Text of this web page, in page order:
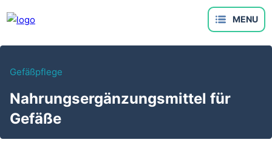
Nahrungsergänzungsmittel für
Gefäße
Gefäßpflege